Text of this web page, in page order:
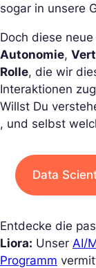
sogar in unsere
Doch diese
Autonomie,
Rolle, die wir
Interaktionen
Willst Du
, und selbst
Data
Entdecke die
Liora: Unser AI/
Programm